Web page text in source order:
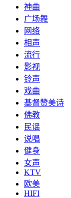
神曲
广场舞
网络
相声
流行
影视
铃声
戏曲
基督赞美诗
佛教
民谣
说唱
健身
女声
KTV
欧美
HIFI